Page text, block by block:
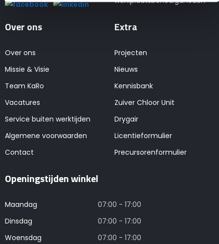
Over ons
Over ons
Missie & Visie
Team KaRo
Vacatures
Service buiten werktijden
Algemene voorwaarden
Contact
Extra
Projecten
Nieuws
Kennisbank
Zuiver Chloor Unit
Drygair
Licentieformulier
Precursorenformulier
Openingstijden winkel
Maandag
07:00 - 17:00
Dinsdag
07:00 - 17:00
Woensdag
07:00 - 17:00